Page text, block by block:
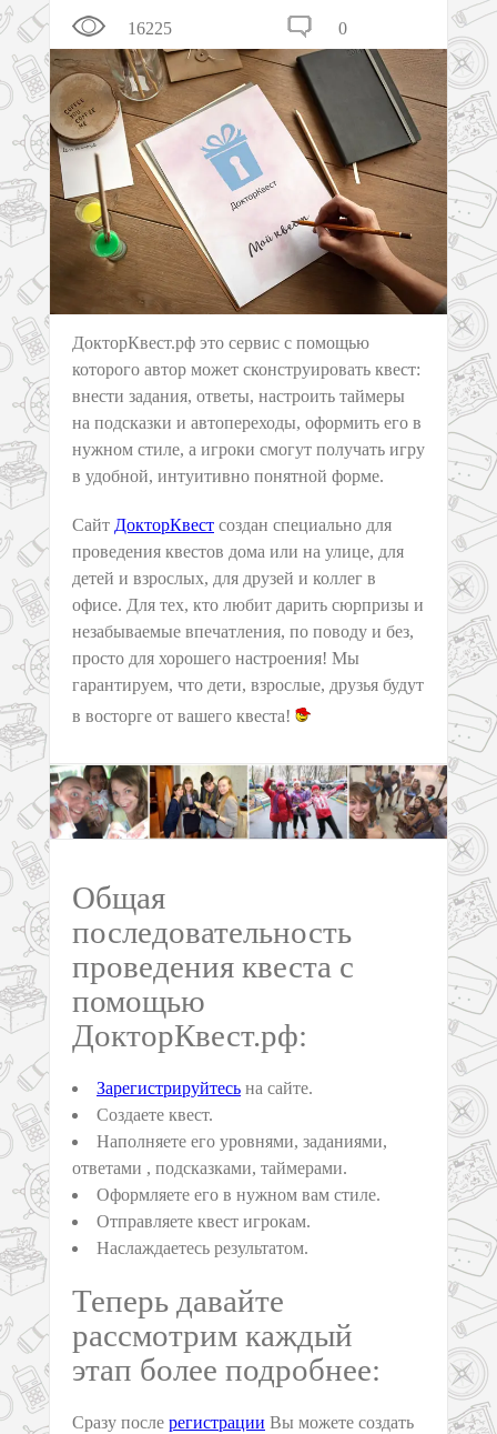
16225 0
ДокторКвест.рф это сервис с помощью
которого автор может сконструировать квест:
внести задания, ответы, настроить таймеры
на подсказки и автопереходы, оформить его в
нужном стиле, а игроки смогут получать игру
в удобной, интуитивно понятной форме.
Сайт ДокторКвест создан специально для
проведения квестов дома или на улице, для
детей и взрослых, для друзей и коллег в
офисе. Для тех, кто любит дарить сюрпризы и
незабываемые впечатления, по поводу и без,
просто для хорошего настроения! Мы
гарантируем, что дети, взрослые, друзья будут
в восторге от вашего квеста!
Общая
последовательность
проведения квеста с
помощью
ДокторКвест.рф:
Зарегистрируйтесь на сайте.
Создаете квест.
Наполняете его уровнями, заданиями,
ответами , подсказками, таймерами.
Оформляете его в нужном вам стиле.
Отправляете квест игрокам.
Наслаждаетесь результатом.
Теперь давайте
рассмотрим каждый
этап более подробнее:
Сразу после регистрации Вы можете создать